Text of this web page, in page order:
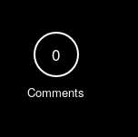
0
Comments